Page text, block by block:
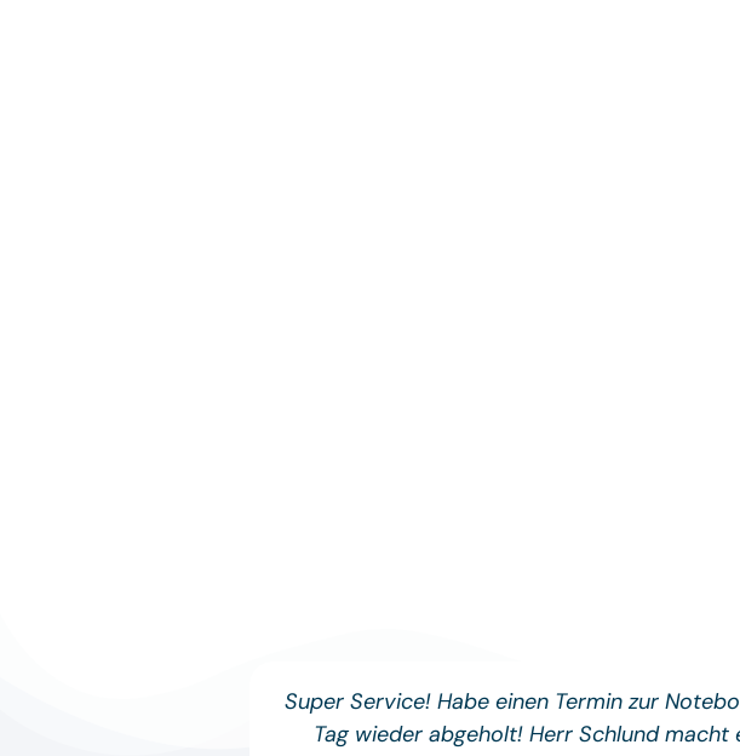
Super Service! Habe einen Termin zur
Tag wieder abgeholt! Herr Schlund